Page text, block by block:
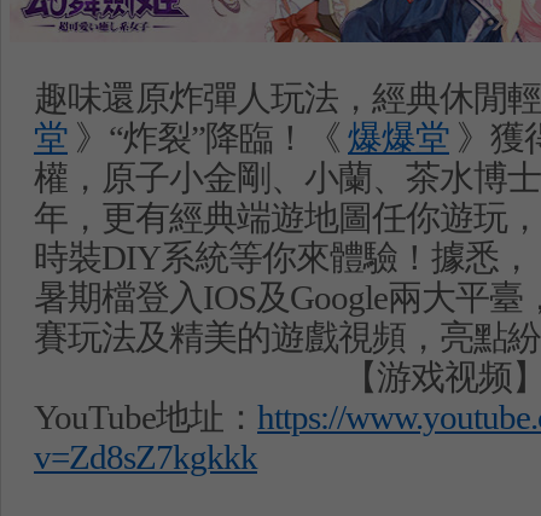
趣味還原炸彈人玩法，經典休閒
堂 》 “炸裂”降臨！《 爆爆堂 》獲
權，原子小金剛、小蘭、茶水博
年，更有經典端遊地圖任你遊玩，
時裝DIY系統等你來體驗！據悉
暑期檔登入IOS及Google兩大平臺
賽玩法及精美的遊戲視頻，亮點
【游戏视频
YouTube地址： https://
v=Zd8sZ7kgkkk